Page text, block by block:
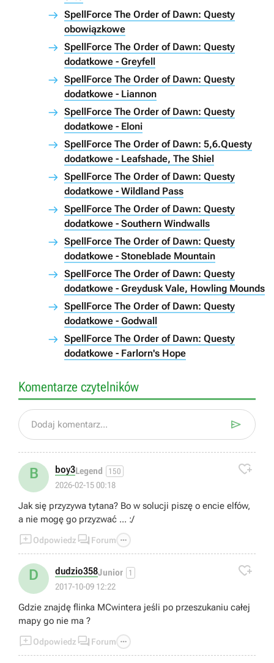
SpellForce The Order of Dawn: Questy
obowiązkowe
SpellForce The Order of Dawn: Questy
dodatkowe - Greyfell
SpellForce The Order of Dawn: Questy
dodatkowe - Liannon
SpellForce The Order of Dawn: Questy
dodatkowe - Eloni
SpellForce The Order of Dawn: 5,6.Questy
dodatkowe - Leafshade, The Shiel
SpellForce The Order of Dawn: Questy
dodatkowe - Wildland Pass
SpellForce The Order of Dawn: Questy
dodatkowe - Southern Windwalls
SpellForce The Order of Dawn: Questy
dodatkowe - Stoneblade Mountain
SpellForce The Order of Dawn: Questy
dodatkowe - Greydusk Vale, Howling Mounds
SpellForce The Order of Dawn: Questy
dodatkowe - Godwall
SpellForce The Order of Dawn: Questy
dodatkowe - Farlorn's Hope
Komentarze czytelników
Dodaj komentarz... 
B boy3Legend 150
2026-02-15 00:18

Jak się przyzywa tytana? Bo w solucji piszę o encie elfów,
a nie mogę go przyzwać ... :/
Odpowiedz  Forum 
D dudzio358Junior 1
2017-10-09 12:22

Gdzie znajdę flinka MCwintera jeśli po przeszukaniu całej
mapy go nie ma ?
Odpowiedz  Forum 